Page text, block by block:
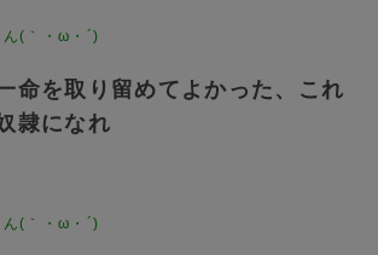
(｀・ω・´)
命を取り留めてよかった、これ
隷になれ
(｀・ω・´)